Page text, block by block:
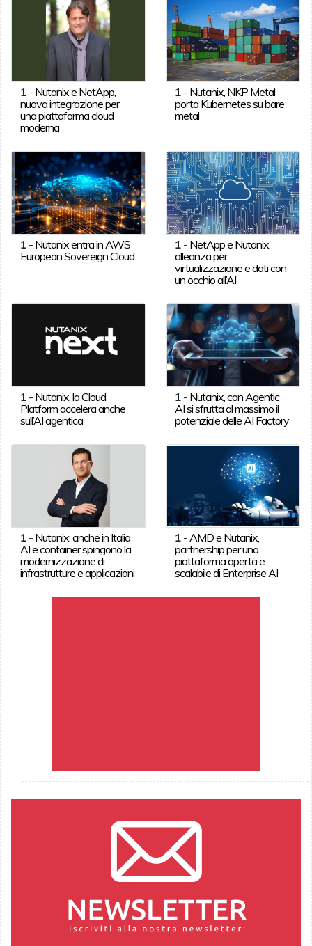
1- Nutanix e NetApp,
nuova integrazione per
una piattaforma cloud
moderna
1 - Nutanix, NKP Metal
porta Kubernetes su bare
metal
1- Nutanix entra in AWS
European Sovereign Cloud
1 - NetApp e Nutanix,
alleanza per
virtualizzazione e dati con
un occhio all’AI
1- Nutanix, la Cloud
Platform accelera anche
sull’AI agentica
1 - Nutanix, con Agentic
AI si sfrutta al massimo il
potenziale delle AI Factory
1- Nutanix: anche in Italia
AI e container spingono la
modernizzazione di
infrastrutture e applicazioni
1 -AMD e Nutanix,
partnership per una
piattaforma aperta e
scalabile di Enterprise AI